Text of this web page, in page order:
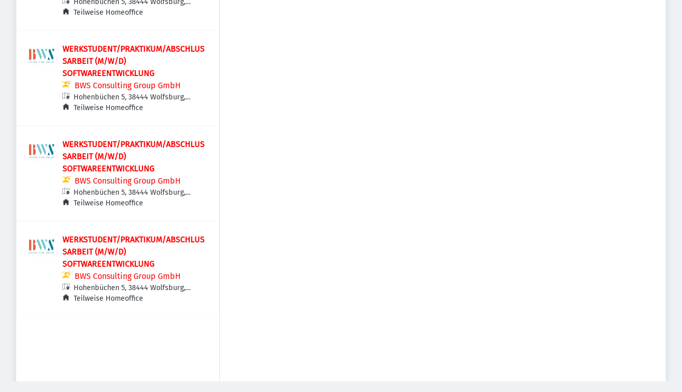
Hohenbüchen 5, 38444 Wolfsburg,
Deutschland
Teilweise Homeoffice
WERKSTUDENT/PRAKTIKUM/ABSCHLUS
SARBEIT (M/W/D)
SOFTWAREENTWICKLUNG
BWS Consulting Group GmbH
Hohenbüchen 5, 38444 Wolfsburg,
Deutschland
Teilweise Homeoffice
WERKSTUDENT/PRAKTIKUM/ABSCHLUS
SARBEIT (M/W/D)
SOFTWAREENTWICKLUNG
BWS Consulting Group GmbH
Hohenbüchen 5, 38444 Wolfsburg,
Deutschland
Teilweise Homeoffice
WERKSTUDENT/PRAKTIKUM/ABSCHLUS
SARBEIT (M/W/D)
SOFTWAREENTWICKLUNG
BWS Consulting Group GmbH
Hohenbüchen 5, 38444 Wolfsburg,
Deutschland
Teilweise Homeoffice